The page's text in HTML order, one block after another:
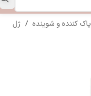
پاک کننده و شوینده / ژل